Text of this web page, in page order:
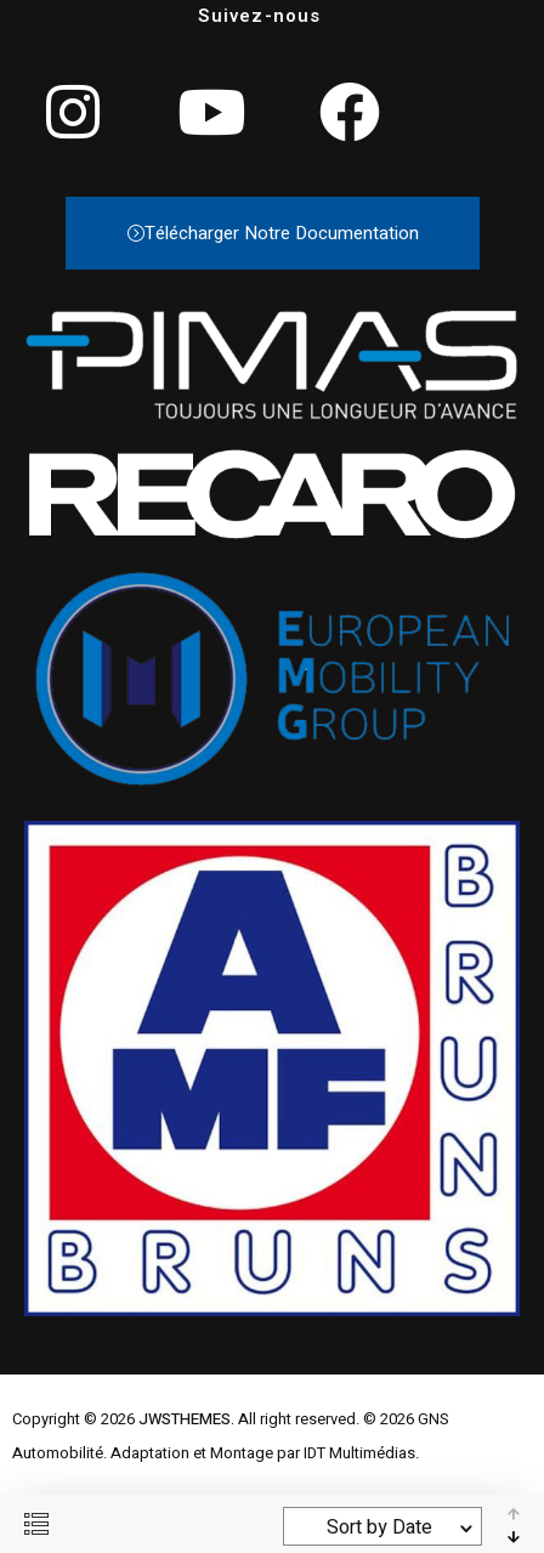
Sort by Date
Suivez-nous
Télécharger Notre Documentation
Copyright © 2026JWSTHEMES. All right reserved. © 2026 GNS
Automobilité. Adaptation et Montage par IDT Multimédias.
Mentions Légales